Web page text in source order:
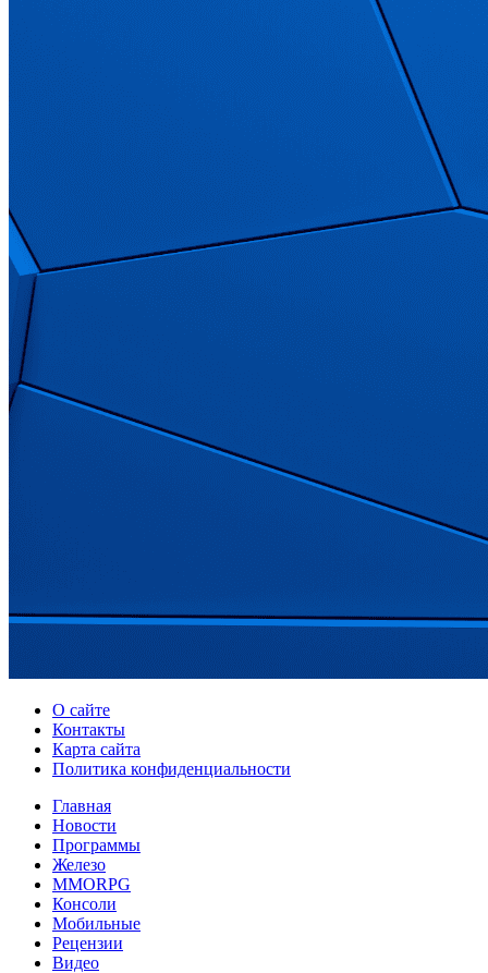
О сайте
Контакты
Карта сайта
Политика конфиденциальности
Главная
Новости
Программы
Железо
MMORPG
Консоли
Мобильные
Рецензии
Видео